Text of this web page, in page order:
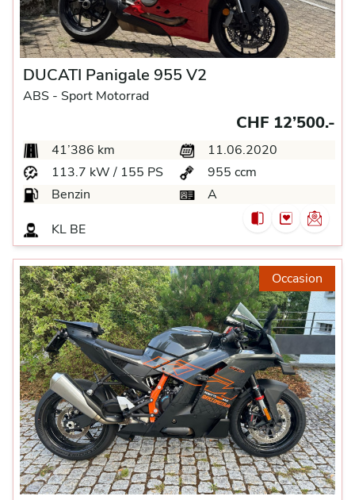
DUCATI Panigale 955 V2
ABS - Sport Motorrad
CHF 12’500.-
41’386 km
11.06.2020
113.7 kW / 155 PS
955 ccm
Benzin
A
KL BE
Occasion